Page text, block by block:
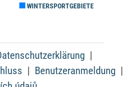
WINTERSPORTGEBIETE
Benutzeranmeldung